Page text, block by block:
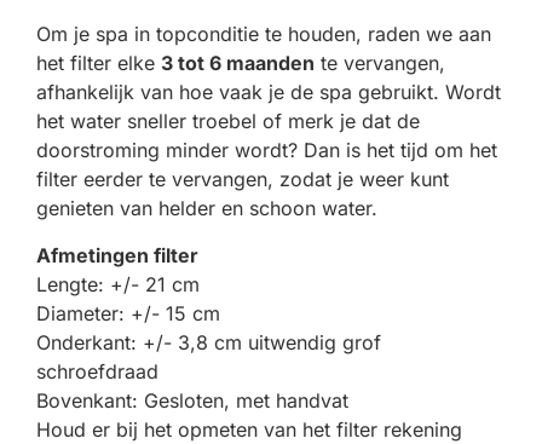
Om je spa in topconditie te houden, raden we aan
het filter elke 3 tot 6 maanden te vervangen,
afhankelijk van hoe vaak je de spa gebruikt. Wordt
het water sneller troebel of merk je dat de
doorstroming minder wordt? Dan is het tijd om het
filter eerder te vervangen, zodat je weer kunt
genieten van helder en schoon water.
Afmetingen filter
Lengte: +/- 21 cm
Diameter: +/- 15 cm
Onderkant: +/- 3,8 cm uitwendig grof
schroefdraad
Bovenkant: Gesloten, met handvat
Houd er bij het opmeten van het filter rekening